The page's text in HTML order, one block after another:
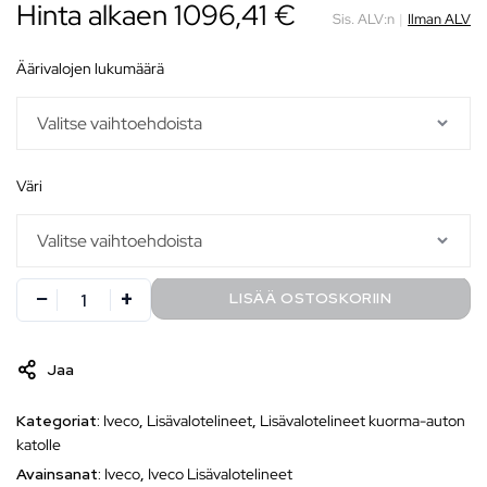
Hinta alkaen 1096,41 € Sis. ALV:n | Ilman ALV
äärivalojen lukumäärä
väri
LISÄÄ OSTOSKORIIN
Jaa
Kategoriat: Iveco, Lisävalotelineet, Lisävalotelineet kuorma-auton
katolle
Avainsanat: Iveco, Iveco Lisävalotelineet